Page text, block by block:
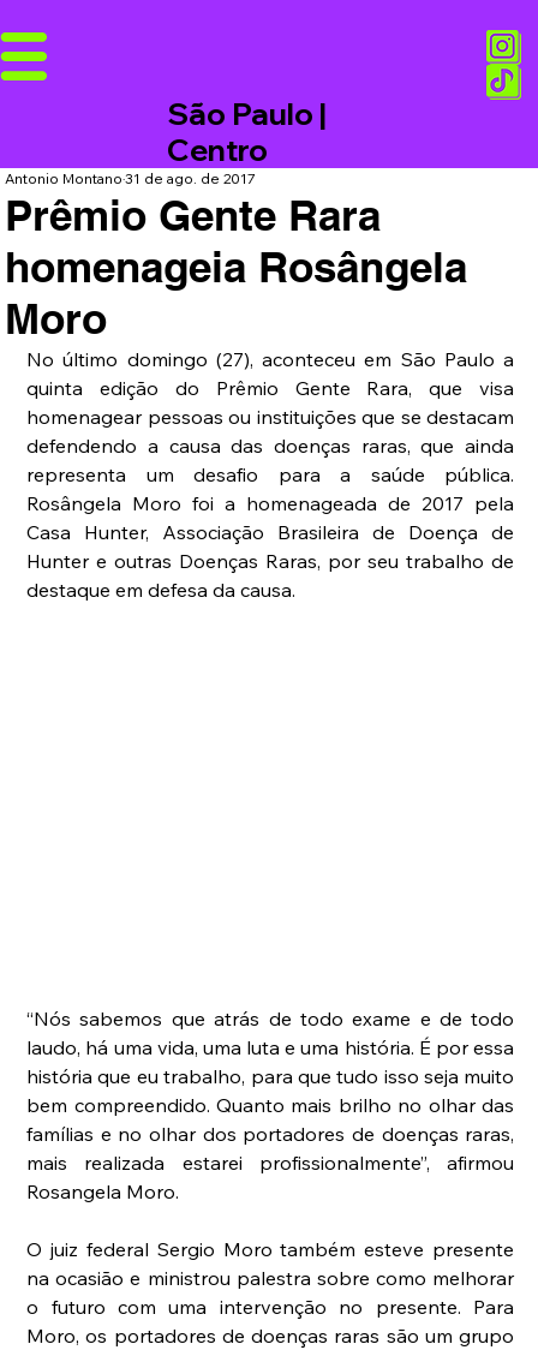
São Paulo |
Centro
Prêmio Gente Rara
homenageia Rosângela
Moro
Antonio Montano31 de ago. de 2017
No último domingo (27), aconteceu em São Paulo a
quinta edição do Prêmio Gente Rara, que visa
homenagear pessoas ou instituições que se destacam
defendendo a causa das doenças raras, que ainda
representa um desafio para a saúde pública.
Rosângela Moro foi a homenageada de 2017 pela
Casa Hunter, Associação Brasileira de Doença de
Hunter e outras Doenças Raras, por seu trabalho de
destaque em defesa da causa.
“Nós sabemos que atrás de todo exame e de todo
laudo, há uma vida, uma luta e uma história. É por essa
história que eu trabalho, para que tudo isso seja muito
bem compreendido. Quanto mais brilho no olhar das
famílias e no olhar dos portadores de doenças raras,
mais realizada estarei profissionalmente”, afirmou
Rosangela Moro.
O juiz federal Sergio Moro também esteve presente
na ocasião e ministrou palestra sobre como melhorar
o futuro com uma intervenção no presente. Para
Moro, os portadores de doenças raras são um grupo